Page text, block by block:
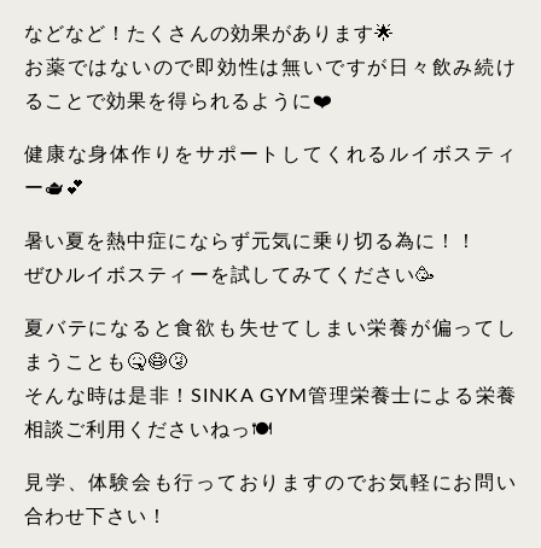
などなど！たくさんの効果があります🌟
お薬ではないので即効性は無いですが日々飲み続け
ることで効果を得られるように❤️
健康な身体作りをサポートしてくれるルイボスティ
ー🫖💕
暑い夏を熱中症にならず元気に乗り切る為に！！
ぜひルイボスティーを試してみてください🥳
夏バテになると食欲も失せてしまい栄養が偏ってし
まうことも🤒😷🤧
そんな時は是非！SINKA GYM管理栄養士による栄養
相談ご利用くださいねっ🍽️
見学、体験会も行っておりますのでお気軽にお問い
合わせ下さい！